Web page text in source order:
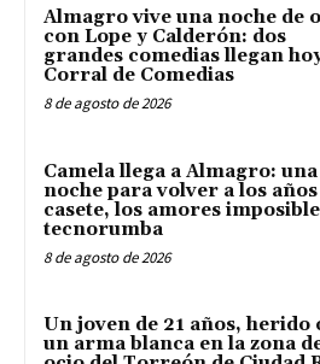
Almagro vive una noche de
con Lope y Calderón: dos
grandes comedias llegan
Corral de Comedias
8 de agosto de 2026
Camela llega a Almagro: una
noche para volver a los
casete, los amores
tecnorumba
8 de agosto de 2026
Un joven de 21 años, herido
un arma blanca en la zona